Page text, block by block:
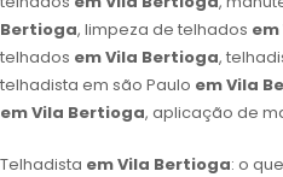
Bertioga, limpeza de telhados
telhados em Vila Bertioga,
telhadista em são Paulo em Vila
em Vila Bertioga, aplicação de
Telhadista em Vila Bertioga: o